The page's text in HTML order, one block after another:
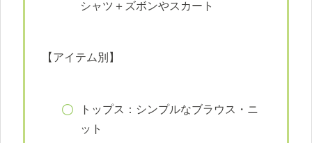
シャツ＋ズボンやスカート
【アイテム別】
トップス：シンプルなブラウス・ニ
ット